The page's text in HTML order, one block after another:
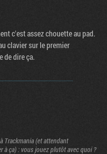
c'est assez chouette au pad.
clavier sur le premier
de dire ça.
Trackmania (et attendant
à ça) : vous jouez plutôt avec quoi ?